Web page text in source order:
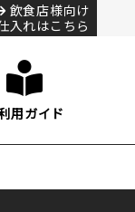
飲食店様向け
入れはこちら
用ガイド